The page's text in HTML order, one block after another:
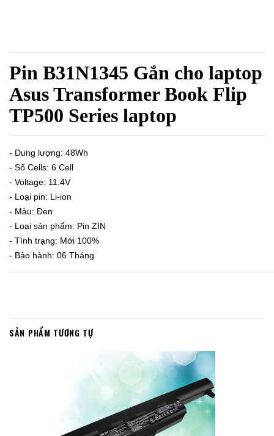
Pin B31N1345 Gắn cho laptop
Asus Transformer Book Flip
TP500 Series laptop
- Dung lượng: 48Wh
- Số Cells: 6 Cell
- Voltage: 11.4V
- Loại pin: Li-ion
- Màu: Đen
- Loại sản phẩm: Pin ZIN
- Tình trạng: Mới 100%
- Bảo hành: 06 Tháng
SẢN PHẨM TƯƠNG TỰ